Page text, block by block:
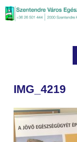
IMG_4219